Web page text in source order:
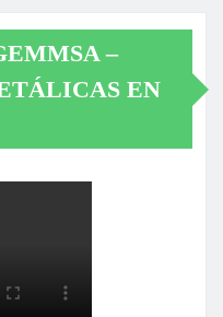
–
EN